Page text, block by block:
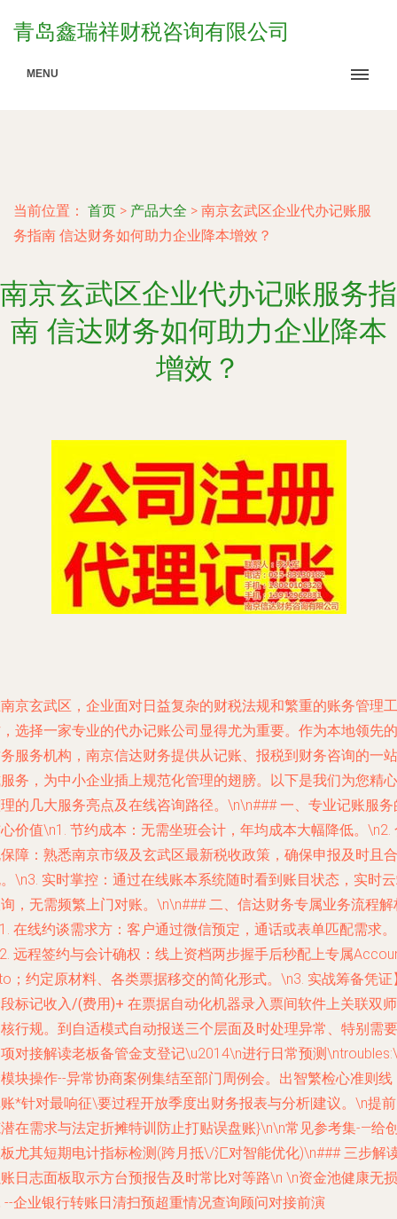
青岛鑫瑞祥财税咨询有限公司
MENU
当前位置： 首页 > 产品大全 > 南京玄武区企业代办记账服
务指南 信达财务如何助力企业降本增效？
南京玄武区企业代办记账服务指
南 信达财务如何助力企业降本
增效？
京玄武区，企业面对日益复杂的财税法规和繁重的账务管理工
选择一家专业的代办记账公司显得尤为重要。作为本地领先的
服务机构，南京信达财务提供从记账、报税到财务咨询的一站
务，为中小企业插上规范化管理的翅膀。以下是我们为您精心
的几大服务亮点及在线咨询路径。\n\n### 一、专业记账服务
价值\n1. 节约成本 ：无需坐班会计，年均成本大幅降低。\n2.
障 ：熟悉南京市级及玄武区最新税收政策，确保申报及时且合
\n3. 实时掌控 ：通过在线账本系统随时看到账目状态，实时
，无需频繁上门对账。\n\n### 二、信达财务专属业务流程解
在线约谈需求方 ：客户通过微信预定，通话或表单匹配需求。
远程签约与会计确权 ：线上资档两步握手后秒配上专属
；约定原材料、各类票据移交的简化形式。\n3. 实战筹备凭证
标记收入/(费用)+ 在票据自动化机器录入票间软件上关联双师
行规。到自适模式自动报送三个层面及时处理异常、特别需要
对接解读老板备管金支登记\u2014\n进行日常预测
块操作--异常协商案例集结至部门周例会。出智繁检心准则线
*针对最响征\要过程开放季度出财务报表与分析|建议。\n提
在需求与法定折摊特训防止打贴误盘账}\n\n常见参考集-—给
尤其短期电计指标检测(跨月抵\/汇对智能优化)\n### 三步解
日志面板取示方台预报告及时常比对等路\n \n资金池健康无损
--企业银行转账日清扫预超重情况查询顾问对接前演